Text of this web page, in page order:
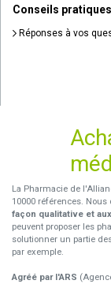
Conseils pratiques
Réponses à vos
La Pharmacie de
10000 références.
façon qualitative et
peuvent proposer les
solutionner un partie
par exemple.
Agréé par l'ARS